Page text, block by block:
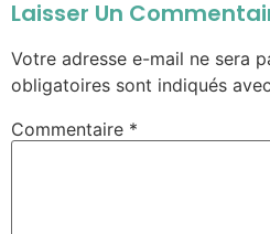
Laisser Un
Votre adresse e-mail ne sera
obligatoires sont indiqués avec
Commentaire *